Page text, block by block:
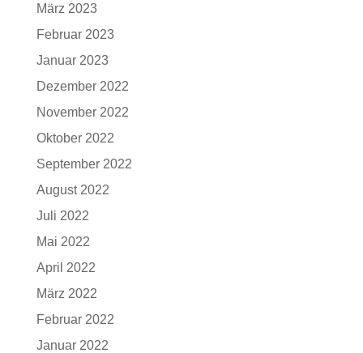
März 2023
Februar 2023
Januar 2023
Dezember 2022
November 2022
Oktober 2022
September 2022
August 2022
Juli 2022
Mai 2022
April 2022
März 2022
Februar 2022
Januar 2022